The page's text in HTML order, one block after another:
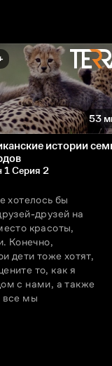
53
истории
1 Серия 2
хотелось бы
друзей на
красоты,
Конечно,
дети тоже хотят,
то, как я
с нами, а также
все мы